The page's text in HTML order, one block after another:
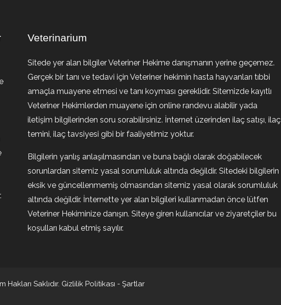
Veterinarium
Sitede yer alan bilgiler Veteriner Hekime danışmanın yerine geçemez.
Gerçek bir tanı ve tedavi için Veteriner hekimin hasta hayvanları tıbbi
amaçla muayene etmesi ve tanı koyması gereklidir. Sitemizde kayıtlı
Veteriner Hekimlerden muayene için online randevu alabilir yada
iletişim bilgilerinden soru sorabilirsiniz. İnternet üzerinden ilaç satışı, ilaç
temini, ilaç tavsiyesi gibi bir faaliyetimiz yoktur.
Bilgilerin yanlış anlaşılmasından ve buna bağlı olarak doğabilecek
sorunlardan sitemiz yasal sorumluluk altında değildir. Sitedeki bilgilerin
eksik ve güncellenmemiş olmasından sitemiz yasal olarak sorumluluk
altında değildir. İnternette yer alan bilgileri kullanmadan önce lütfen
Veteriner Hekiminize danışın. Siteye giren kullanıcılar ve ziyaretçiler bu
koşulları kabul etmiş sayılır.
Saklıdır. Gizlilik Politikası - Şartlar